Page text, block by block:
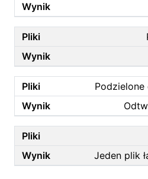
Podzielone
Jeden plik